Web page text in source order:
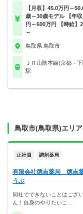
【月収】45.0万円～
歳～30歳モデル 【年
円～600万円 【時給】
～
鳥取県 鳥取市
ＪＲ山陰本線(京都－
駅
鳥取市(鳥取県)エリ
正社員 調剤薬局
有限会社徳吉薬局 徳吉
うぶ
同社でできないことはござ
ん！自身のやりたいこ…